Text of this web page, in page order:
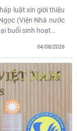
luật xin giới thiệu
(Viện Nhà nước
buổi sinh hoạt…
04/08/2026